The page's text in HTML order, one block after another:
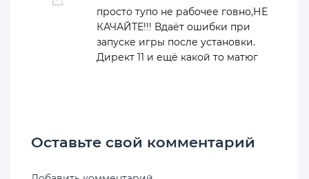
просто тупо не рабочее говно,НЕ
КАЧАЙТЕ!!! Вдаёт ошибки при
запуске игры после установки.
Директ 11 и ещё какой то матюг
Оставьте свой комментарий